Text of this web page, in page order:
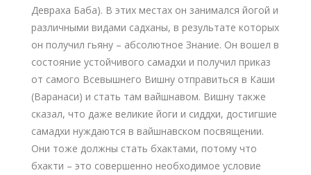
Девраха Баба). В этих местах он занимался йогой и
различными видами садханы, в результате которых
он получил гьяну – абсолютное Знание. Он вошел в
состояние устойчивого самадхи и получил приказ
от самого Всевышнего Вишну отправиться в Каши
(Варанаси) и стать там вайшнавом. Вишну также
сказал, что даже великие йоги и сиддхи, достигшие
самадхи нуждаются в вайшнавском посвящении.
Они тоже должны стать бхактами, потому что
бхакти – это совершенно необходимое условие